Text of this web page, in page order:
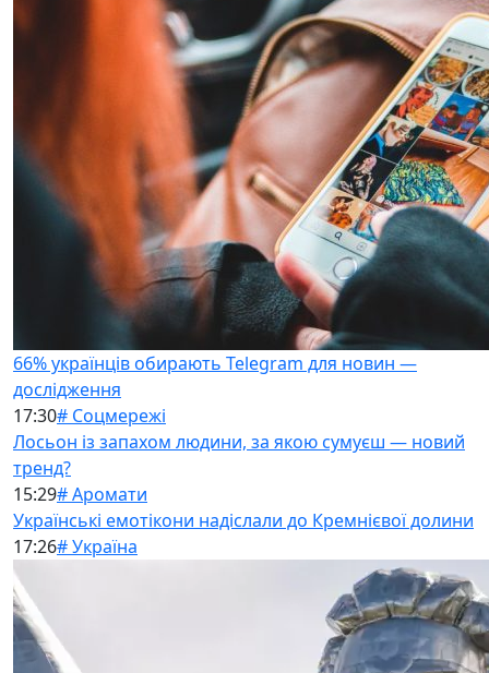
66% українців обирають Telegram для новин —
дослідження
17:30# Соцмережі
Лосьон із запахом людини, за якою сумуєш — новий
тренд?
15:29# Аромати
Українські емотікони надіслали до Кремнієвої долини
17:26# Україна